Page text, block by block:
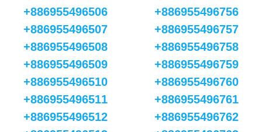
+886955496506
+886955496507
+886955496508
+886955496509
+886955496510
+886955496511
+886955496512
+886955496756
+886955496757
+886955496758
+886955496759
+886955496760
+886955496761
+886955496762